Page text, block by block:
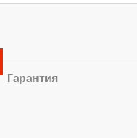
Гарантия